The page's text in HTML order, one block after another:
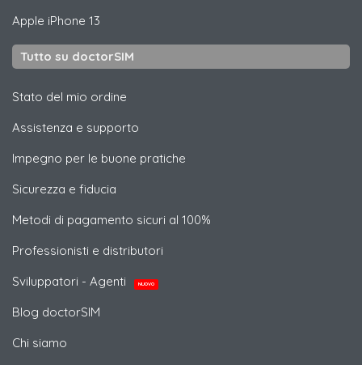
Apple iPhone 13
Tutto su doctorSIM
Stato del mio ordine
Assistenza e supporto
Impegno per le buone pratiche
Sicurezza e fiducia
Metodi di pagamento sicuri al 100%
Professionisti e distributori
Sviluppatori - Agenti
NUOVO
Blog doctorSIM
Chi siamo